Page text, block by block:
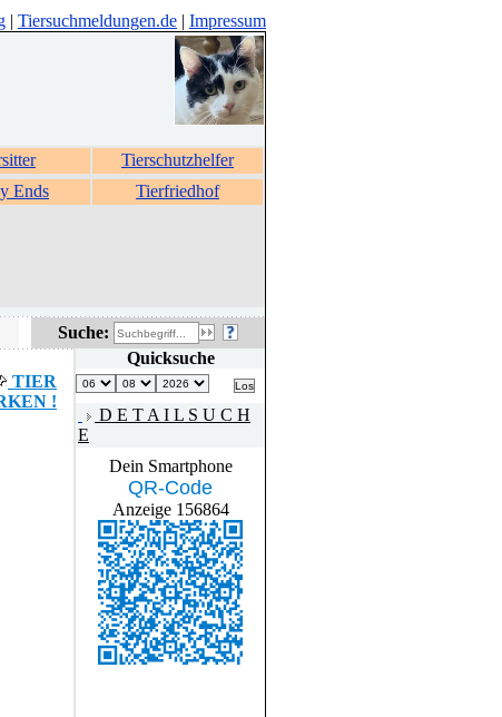
| Tiersuchmeldungen.de | Impressum
Tierschutzhelfer
Ends Tierfriedhof
Suche:
TIER
!
Quicksuche
D E T A I L S U C H
E
Dein Smartphone
QR-Code
Anzeige 156864